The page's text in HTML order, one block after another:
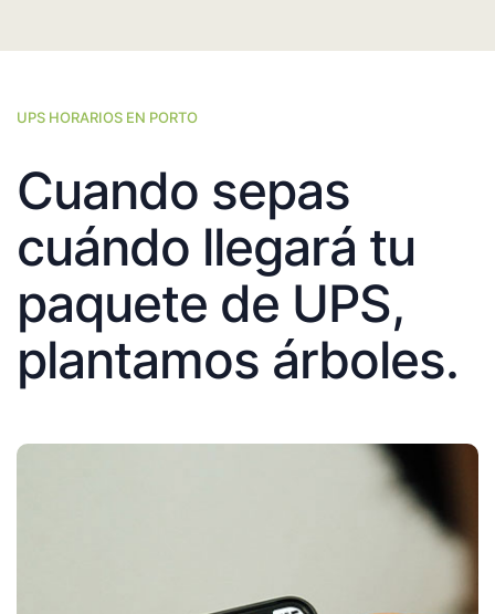
UPS HORARIOS EN PORTO
Cuando sepas
cuándo llegará tu
paquete de UPS,
plantamos árboles.